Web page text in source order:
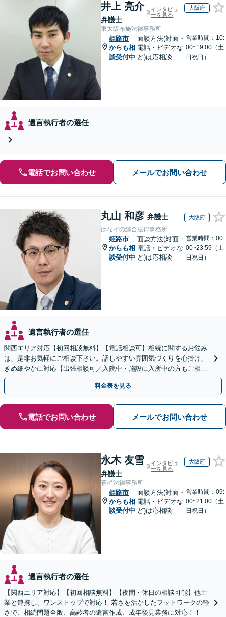
井上 亮介
弁護士
インタビュ
ーを見る
大阪府
東大阪布施法律事務所
姫路市
からも相
談受付中
面談方法(対面・
電話・ビデオな
ど)は応相談
営業時間：10:
00~19:00（土
日祝日）
遺言執行者の選任
電話でお問い合わせ メールでお問い合わせ
丸山 和彦 弁護士 大阪府
はなぞの綜合法律事務所
姫路市
からも相
談受付中
面談方法(対面・
電話・ビデオな
ど)は応相談
営業時間：00:
00~23:59（土
日祝日）
遺言執行者の選任
関西エリア対応【初回相談無料】【電話相談可】相続に関するお悩み
は、是非お気軽にご相談下さい。話しやすい雰囲気づくりを心掛け、
きめ細やかに対応【出張相談可／入院中・施設に入所中の方もご相談
ください】【車いす利用可】
料金表を見る
電話でお問い合わせ メールでお問い合わせ
永木 友雪
弁護士
インタビュ
ーを見る
大阪府
蒼星法律事務所
姫路市
からも相
談受付中
面談方法(対面・
電話・ビデオな
ど)は応相談
営業時間：09:
00~21:00（土
日祝日）
遺言執行者の選任
【関西エリア対応】【初回相談無料】【夜間・休日の相談可能】他士
業と連携し、ワンストップで対応！ 若さを活かしたフットワークの軽
さで、相続問題全般、高齢者の遺言作成、成年後見業務に対応！！